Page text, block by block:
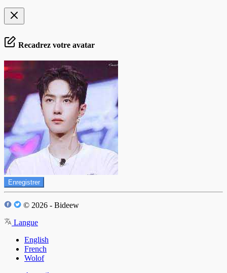
Recadrez votre avatar
Enregistrer
© 2026 - Bideew
Langue
English
French
Wolof